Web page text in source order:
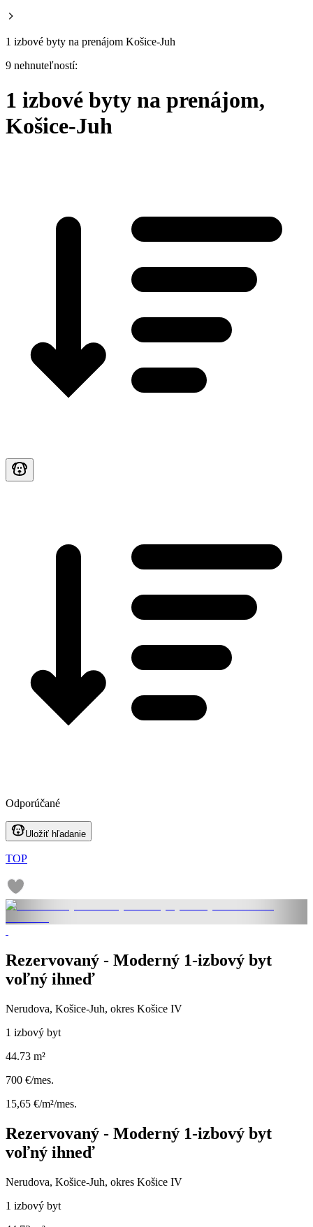
1 izbové byty na prenájom Košice-Juh
9 nehnuteľností:
1 izbové byty na prenájom,
Košice-Juh
Odporúčané
Uložiť hľadanie
TOP
Rezervovaný - Moderný 1-izbový byt
voľný ihneď
Nerudova, Košice-Juh, okres Košice IV
1 izbový byt
44.73 m²
700 €/mes.
15,65 €/m²/mes.
Rezervovaný - Moderný 1-izbový byt
voľný ihneď
Nerudova, Košice-Juh, okres Košice IV
1 izbový byt